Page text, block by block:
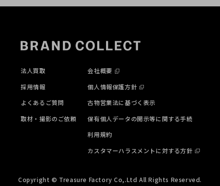
法人買取
採用情報
よくあるご質問
取材・撮影のご依頼
会社概要
個人情報保護方針
古物営業法に基づく表示
保有個人データの開示等に関する手続
利用規約
カスタマーハラスメントに対する方針
Copyright © Treasure Factory Co,.Ltd All Rights Reserved.